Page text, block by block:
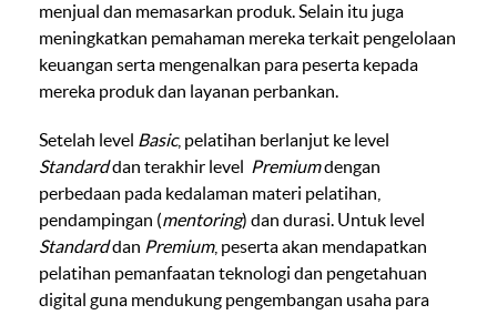
menjual dan memasarkan produk. Selain itu juga
meningkatkan pemahaman mereka terkait pengelolaan
keuangan serta mengenalkan para peserta kepada
mereka produk dan layanan perbankan.
Setelah level Basic, pelatihan berlanjut ke level
Standarddan terakhir level Premiumdengan
perbedaan pada kedalaman materi pelatihan,
pendampingan (mentoring) dan durasi. Untuk level
Standarddan Premium, peserta akan mendapatkan
pelatihan pemanfaatan teknologi dan pengetahuan
digital guna mendukung pengembangan usaha para